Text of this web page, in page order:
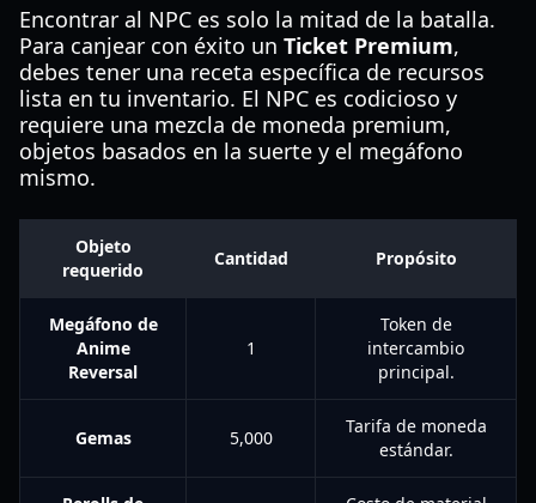
Encontrar al NPC es solo la mitad de la batalla.
Para canjear con éxito un Ticket Premium,
debes tener una receta específica de recursos
lista en tu inventario. El NPC es codicioso y
requiere una mezcla de moneda premium,
objetos basados en la suerte y el megáfono
mismo.
Objeto
requerido
Cantidad Propósito
Megáfono de
Anime
Reversal
1
Token de
intercambio
principal.
Gemas 5,000
Tarifa de moneda
estándar.